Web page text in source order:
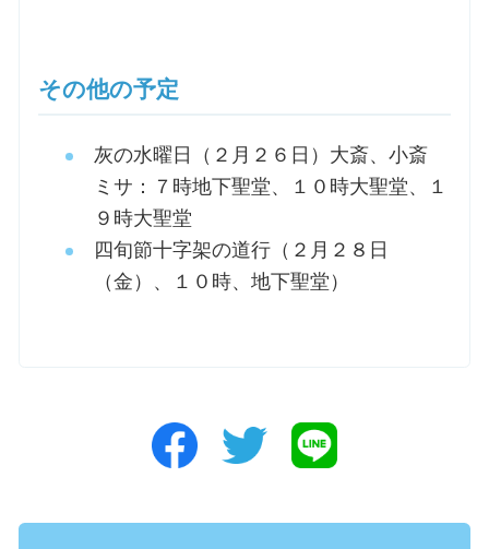
その他の予定
灰の水曜日（２月２６日）大斎、小斎
ミサ：７時地下聖堂、１０時大聖堂、１
９時大聖堂
四旬節十字架の道行（２月２８日
（金）、１０時、地下聖堂）